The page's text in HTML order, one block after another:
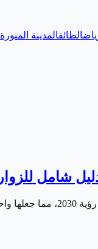
الطائفالمدينة المنورة